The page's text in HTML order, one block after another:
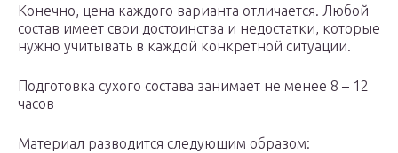
Конечно, цена каждого варианта отличается. Любой
состав имеет свои достоинства и недостатки, которые
нужно учитывать в каждой конкретной ситуации.
Подготовка сухого состава занимает не менее 8 – 12
часов
Материал разводится следующим образом: